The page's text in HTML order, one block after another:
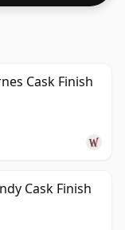
Cask Finish
Cask Finish